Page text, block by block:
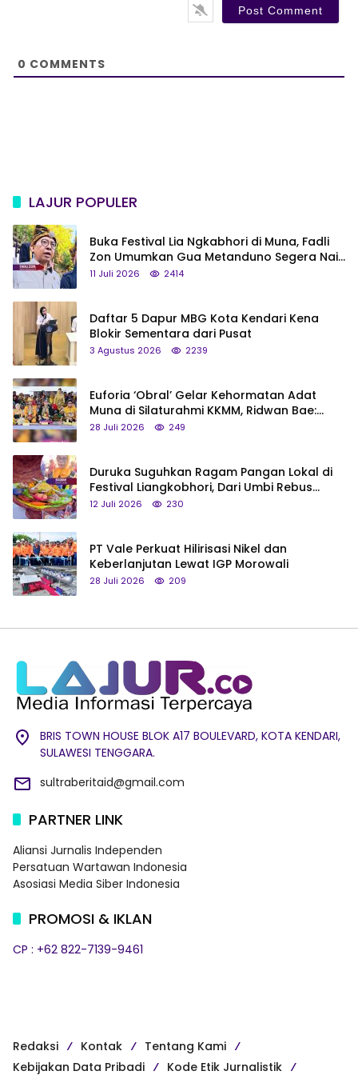
0 COMMENTS
LAJUR POPULER
Buka Festival Lia Ngkabhori di Muna, Fadli
Zon Umumkan Gua Metanduno Segera Naik
Status Jadi Cagar Budaya Nasional
11 Juli 2026 2414
Daftar 5 Dapur MBG Kota Kendari Kena
Blokir Sementara dari Pusat
3 Agustus 2026 2239
Euforia ‘Obral’ Gelar Kehormatan Adat
Muna di Silaturahmi KKMM, Ridwan Bae:
Saya Bukan Tipe Begitu, Belum Pantas!
28 Juli 2026 249
Duruka Suguhkan Ragam Pangan Lokal di
Festival Liangkobhori, Dari Umbi Rebus
hingga Tumpeng Beras Muna
12 Juli 2026 230
PT Vale Perkuat Hilirisasi Nikel dan
Keberlanjutan Lewat IGP Morowali
28 Juli 2026 209
BRIS TOWN HOUSE BLOK A17 BOULEVARD, KOTA KENDARI,
SULAWESI TENGGARA.
sultraberitaid@gmail.com
PARTNER LINK
Aliansi Jurnalis Independen
Persatuan Wartawan Indonesia
Asosiasi Media Siber Indonesia
PROMOSI & IKLAN
CP : +62 822-7139-9461
Redaksi Kontak
Tentang Kami
Kebijakan Data Pribadi
Kode Etik Jurnalistik